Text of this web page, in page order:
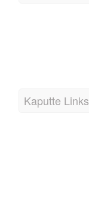
Kaputte Links